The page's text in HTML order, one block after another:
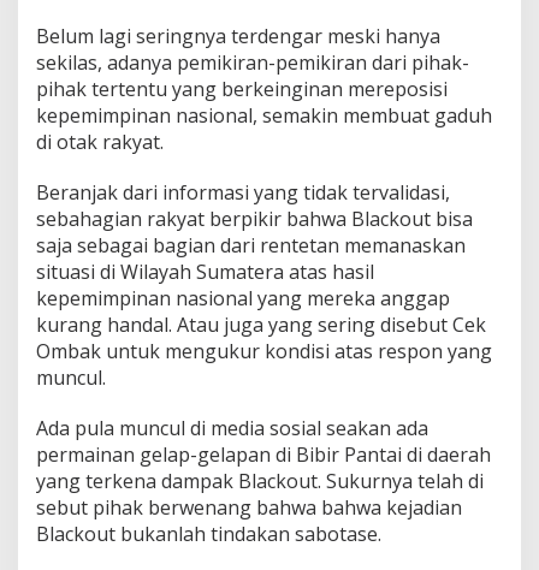
Belum lagi seringnya terdengar meski hanya
sekilas, adanya pemikiran-pemikiran dari pihak-
pihak tertentu yang berkeinginan mereposisi
kepemimpinan nasional, semakin membuat gaduh
di otak rakyat.
Beranjak dari informasi yang tidak tervalidasi,
sebahagian rakyat berpikir bahwa Blackout bisa
saja sebagai bagian dari rentetan memanaskan
situasi di Wilayah Sumatera atas hasil
kepemimpinan nasional yang mereka anggap
kurang handal. Atau juga yang sering disebut Cek
Ombak untuk mengukur kondisi atas respon yang
muncul.
Ada pula muncul di media sosial seakan ada
permainan gelap-gelapan di Bibir Pantai di daerah
yang terkena dampak Blackout. Sukurnya telah di
sebut pihak berwenang bahwa bahwa kejadian
Blackout bukanlah tindakan sabotase.